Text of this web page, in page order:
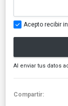
Acepto recibir
Al enviar tus datos
Compartir: